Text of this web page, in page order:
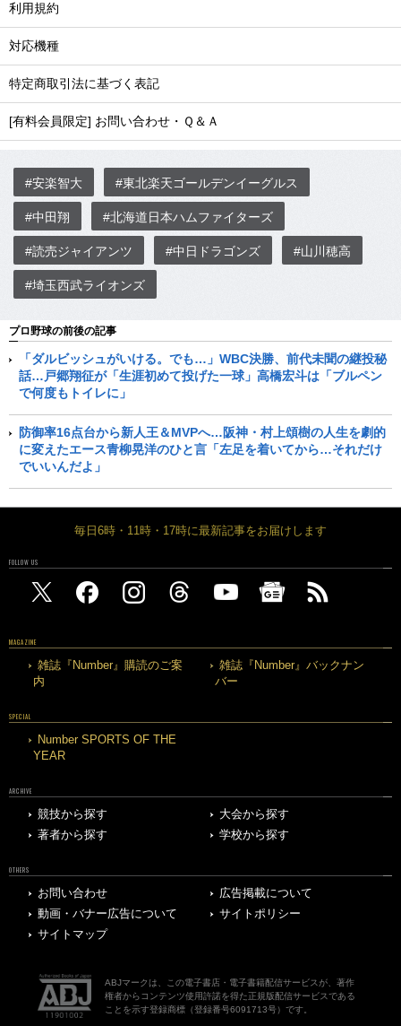
利用規約
対応機種
特定商取引法に基づく表記
[有料会員限定] お問い合わせ・Ｑ＆Ａ
#安楽智大 #東北楽天ゴールデンイーグルス
#中田翔 #北海道日本ハムファイターズ
#読売ジャイアンツ #中日ドラゴンズ #山川穂高
#埼玉西武ライオンズ
プロ野球の前後の記事
「ダルビッシュがいける。でも…」WBC決勝、前代未聞の継投秘
話…戸郷翔征が「生涯初めて投げた一球」高橋宏斗は「ブルペン
で何度もトイレに」
防御率16点台から新人王＆MVPへ…阪神・村上頌樹の人生を劇的
に変えたエース青柳晃洋のひと言「左足を着いてから…それだけ
でいいんだよ」
毎日6時・11時・17時に最新記事をお届けします
FOLLOW US
MAGAZINE
雑誌『Number』購読のご案
内
雑誌『Number』バックナン
バー
SPECIAL
Number SPORTS OF THE
YEAR
ARCHIVE
競技から探す
大会から探す
著者から探す
学校から探す
OTHERS
お問い合わせ
広告掲載について
動画・バナー広告について
サイトポリシー
サイトマップ
ABJマークは、この電子書店・電子書籍配信サービスが、著作
権者からコンテンツ使用許諾を得た正規版配信サービスである
ことを示す登録商標（登録番号6091713号）です。